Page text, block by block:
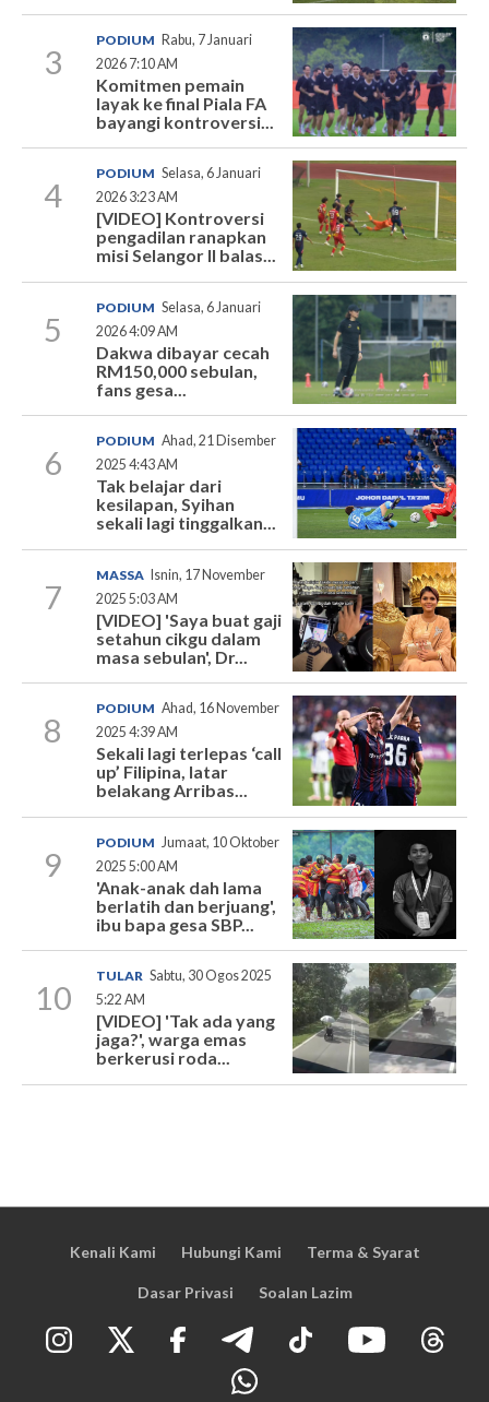
3
PODIUM Rabu, 7 Januari
2026 7:10 AM
Komitmen pemain
layak ke final Piala FA
bayangi kontroversi...
4
PODIUM Selasa, 6 Januari
2026 3:23 AM
[VIDEO] Kontroversi
pengadilan ranapkan
misi Selangor II balas...
5
PODIUM Selasa, 6 Januari
2026 4:09 AM
Dakwa dibayar cecah
RM150,000 sebulan,
fans gesa...
6
PODIUM Ahad, 21 Disember
2025 4:43 AM
Tak belajar dari
kesilapan, Syihan
sekali lagi tinggalkan...
7
MASSA Isnin, 17 November
2025 5:03 AM
[VIDEO] 'Saya buat gaji
setahun cikgu dalam
masa sebulan', Dr...
8
PODIUM Ahad, 16 November
2025 4:39 AM
Sekali lagi terlepas ‘call
up’ Filipina, latar
belakang Arribas...
9
PODIUM Jumaat, 10 Oktober
2025 5:00 AM
'Anak-anak dah lama
berlatih dan berjuang',
ibu bapa gesa SBP...
10
TULAR Sabtu, 30 Ogos 2025
5:22 AM
[VIDEO] 'Tak ada yang
jaga?', warga emas
berkerusi roda...
Kenali Kami Hubungi Kami Terma & Syarat
Dasar Privasi Soalan Lazim